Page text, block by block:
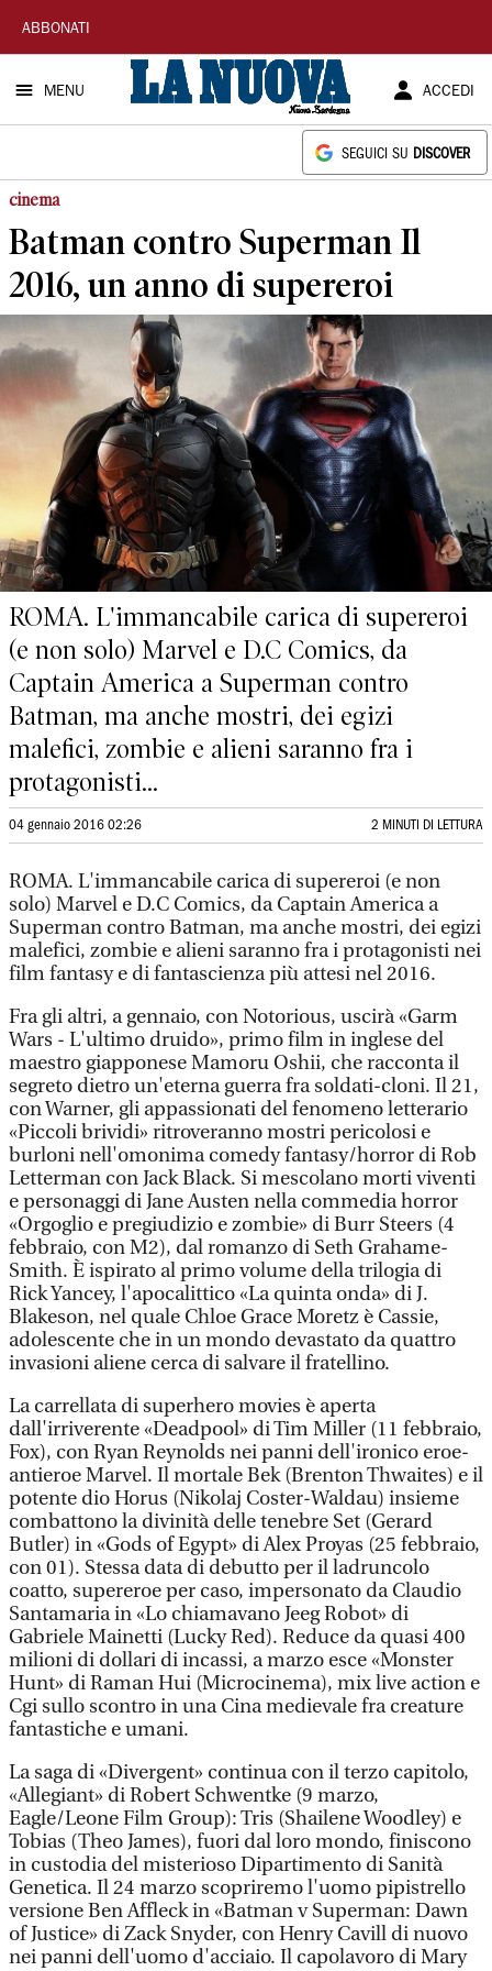
La
Nuova
Sardegna
ABBONATI
MENU ACCEDI
SEGUICI SU DISCOVER
cinema
Batman contro Superman Il
2016, un anno di supereroi
ROMA. L'immancabile carica di supereroi
(e non solo) Marvel e D.C Comics, da
Captain America a Superman contro
Batman, ma anche mostri, dei egizi
malefici, zombie e alieni saranno fra i
protagonisti...
04 gennaio 2016 02:26 2 MINUTI DI LETTURA
ROMA. L'immancabile carica di supereroi (e non
solo) Marvel e D.C Comics, da Captain America a
Superman contro Batman, ma anche mostri, dei egizi
malefici, zombie e alieni saranno fra i protagonisti nei
film fantasy e di fantascienza più attesi nel 2016.
Fra gli altri, a gennaio, con Notorious, uscirà «Garm
Wars - L'ultimo druido», primo film in inglese del
maestro giapponese Mamoru Oshii, che racconta il
segreto dietro un'eterna guerra fra soldati-cloni. Il 21,
con Warner, gli appassionati del fenomeno letterario
«Piccoli brividi» ritroveranno mostri pericolosi e
burloni nell'omonima comedy fantasy/horror di Rob
Letterman con Jack Black. Si mescolano morti viventi
e personaggi di Jane Austen nella commedia horror
«Orgoglio e pregiudizio e zombie» di Burr Steers (4
febbraio, con M2), dal romanzo di Seth Grahame-
Smith. È ispirato al primo volume della trilogia di
Rick Yancey, l'apocalittico «La quinta onda» di J.
Blakeson, nel quale Chloe Grace Moretz è Cassie,
adolescente che in un mondo devastato da quattro
invasioni aliene cerca di salvare il fratellino.
La carrellata di superhero movies è aperta
dall'irriverente «Deadpool» di Tim Miller (11 febbraio,
Fox), con Ryan Reynolds nei panni dell'ironico eroe-
antieroe Marvel. Il mortale Bek (Brenton Thwaites) e il
potente dio Horus (Nikolaj Coster-Waldau) insieme
combattono la divinità delle tenebre Set (Gerard
Butler) in «Gods of Egypt» di Alex Proyas (25 febbraio,
con 01). Stessa data di debutto per il ladruncolo
coatto, supereroe per caso, impersonato da Claudio
Santamaria in «Lo chiamavano Jeeg Robot» di
Gabriele Mainetti (Lucky Red). Reduce da quasi 400
milioni di dollari di incassi, a marzo esce «Monster
Hunt» di Raman Hui (Microcinema), mix live action e
Cgi sullo scontro in una Cina medievale fra creature
fantastiche e umani.
La saga di «Divergent» continua con il terzo capitolo,
«Allegiant» di Robert Schwentke (9 marzo,
Eagle/Leone Film Group): Tris (Shailene Woodley) e
Tobias (Theo James), fuori dal loro mondo, finiscono
in custodia del misterioso Dipartimento di Sanità
Genetica. Il 24 marzo scopriremo l'uomo pipistrello
versione Ben Affleck in «Batman v Superman: Dawn
of Justice» di Zack Snyder, con Henry Cavill di nuovo
nei panni dell'uomo d'acciaio. Il capolavoro di Mary